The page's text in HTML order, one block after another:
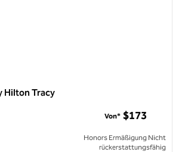
Hilton Tracy
Von* $173
Honors Ermäßigung Nicht
rückerstattungsfähig